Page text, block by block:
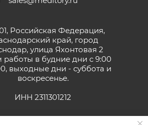
Российская Федерация,
край, город
улица Яхонтовая 2
в будние дни с 9:00
выходные дни - суббота и
воскресенье.
ИНН 2311301212